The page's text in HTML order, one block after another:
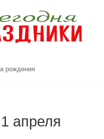
рождения
апреля